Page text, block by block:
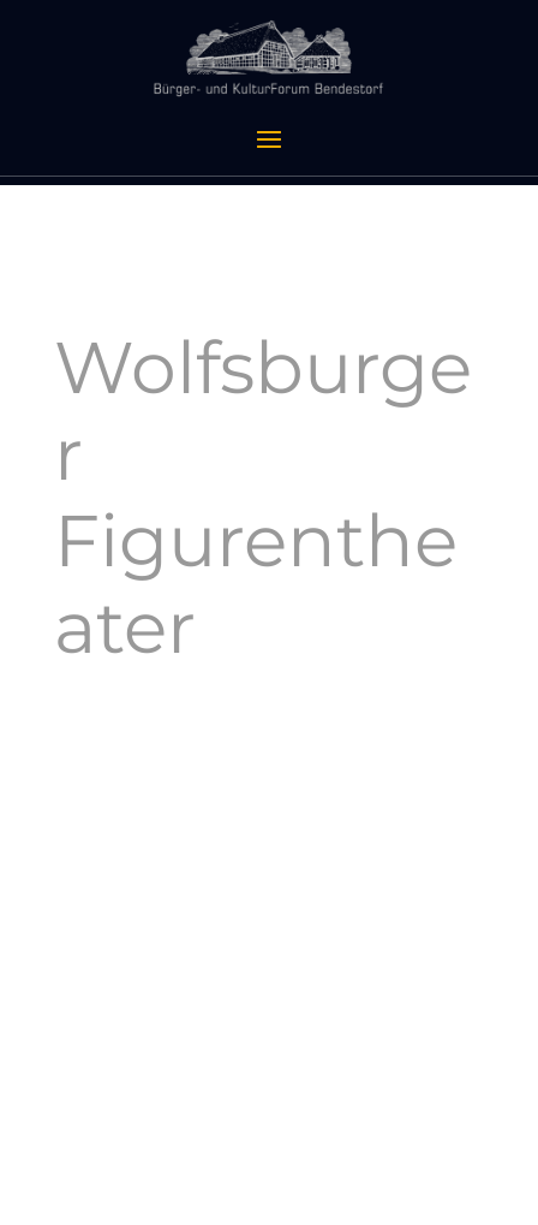
Wolfsburge
r
Figurenthe
ater